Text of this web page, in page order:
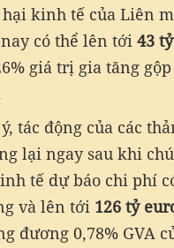
kinh tế của Liên
có thể lên tới 43
giá trị gia tăng gộp
tác động của các
lại ngay sau khi
tế dự báo chi phí
và lên tới 126 tỷ
đương 0,78% GVA